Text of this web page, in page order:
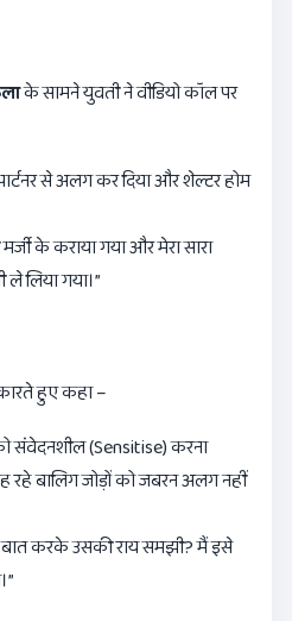
के सामने युवती ने वीडियो कॉल पर
से अलग कर दिया और शेल्टर होम
के कराया गया और मेरा सारा
लिया गया।”
हुए कहा –
संवेदनशील (Sensitise) करना
रहे बालिग जोड़ों को जबरन अलग नहीं
करके उसकी राय समझी? मैं इसे